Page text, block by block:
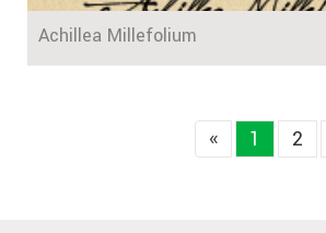
Achillea Millefolium
« 1 2